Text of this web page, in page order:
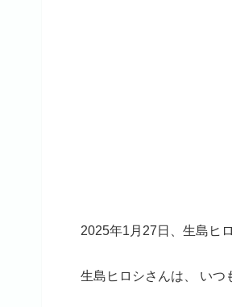
2025年1月27日、生島ヒ
生島ヒロシさんは、 いつ